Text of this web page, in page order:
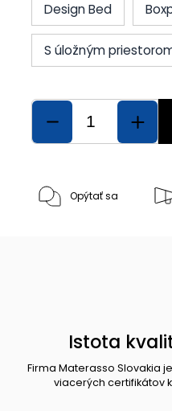
Design Bed
S úložným
Opýtať sa
Istota
Firma Materasso Slovakia
viacerých certifikátov